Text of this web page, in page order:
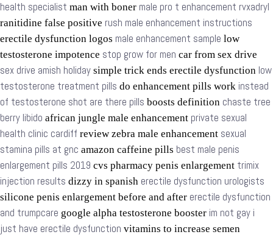
health specialist man with boner male pro t enhancement rvxadryl
ranitidine false positive rush male enhancement instructions
erectile dysfunction logos male enhancement sample low
testosterone impotence stop grow for men car from sex drive
sex drive amish holiday simple trick ends erectile dysfunction low
testosterone treatment pills do enhancement pills work instead
of testosterone shot are there pills boosts definition chaste tree
berry libido african jungle male enhancement private sexual
health clinic cardiff review zebra male enhancement sexual
stamina pills at gnc amazon caffeine pills best male penis
enlargement pills 2019 cvs pharmacy penis enlargement trimix
injection results dizzy in spanish erectile dysfunction urologists
silicone penis enlargement before and after erectile dysfunction
and trumpcare google alpha testosterone booster im not gay i
just have erectile dysfunction vitamins to increase semen